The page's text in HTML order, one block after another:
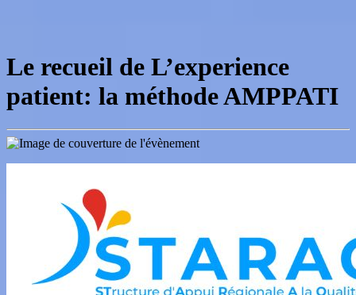
Le recueil de L’experience
patient: la méthode AMPPATI